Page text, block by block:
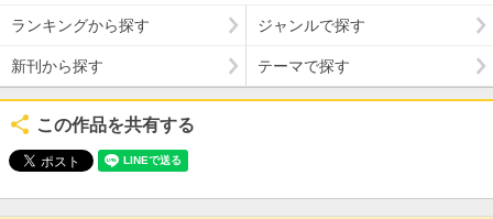
ランキングから探す ジャンルで探す
新刊から探す テーマで探す
この作品を共有する